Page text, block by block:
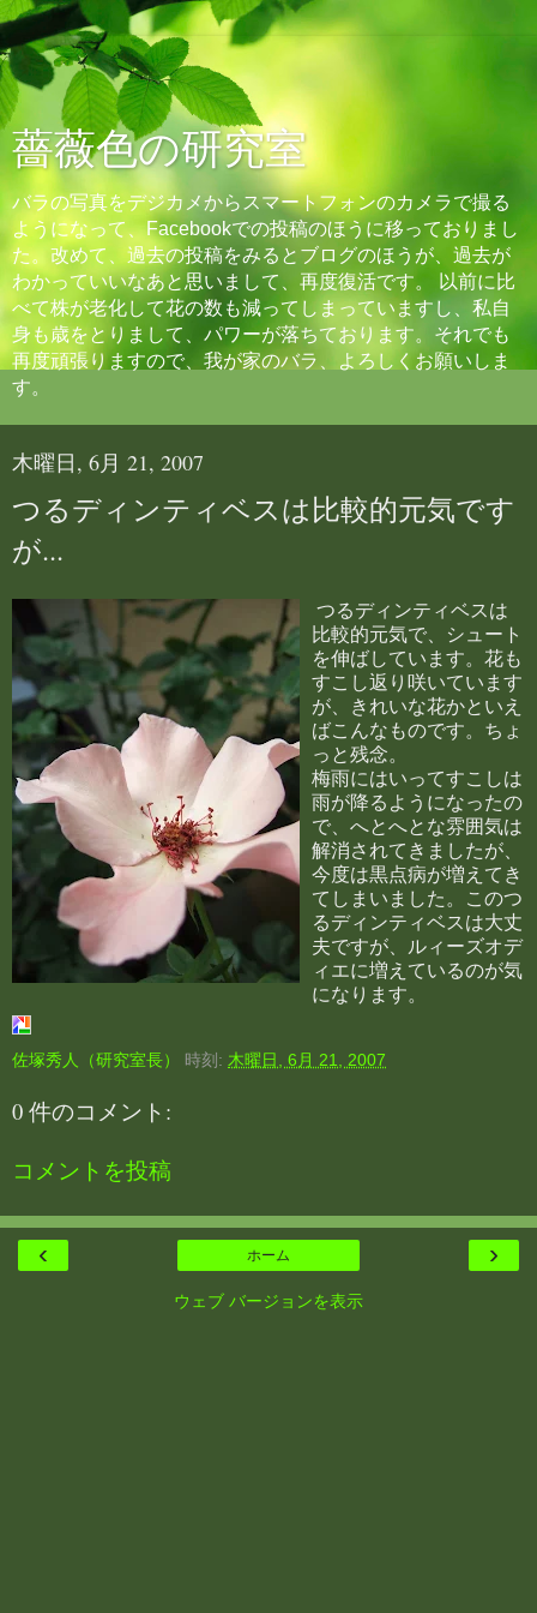
薔薇色の研究室
バラの写真をデジカメからスマートフォンのカメラで撮る
ようになって、Facebookでの投稿のほうに移っておりまし
た。改めて、過去の投稿をみるとブログのほうが、過去が
わかっていいなあと思いまして、再度復活です。 以前に比
べて株が老化して花の数も減ってしまっていますし、私自
身も歳をとりまして、パワーが落ちております。それでも
再度頑張りますので、我が家のバラ、よろしくお願いしま
す。
木曜日, 6月 21, 2007
つるディンティベスは比較的元気です
が...
つるディンティベスは
比較的元気で、シュート
を伸ばしています。花も
すこし返り咲いています
が、きれいな花かといえ
ばこんなものです。ちょ
っと残念。
梅雨にはいってすこしは
雨が降るようになったの
で、へとへとな雰囲気は
解消されてきましたが、
今度は黒点病が増えてき
てしまいました。このつ
るディンティベスは大丈
夫ですが、ルィーズオデ
ィエに増えているのが気
になります。
佐塚秀人（研究室長） 時刻: 木曜日, 6月 21, 2007
0 件のコメント:
コメントを投稿
‹ ›
ホーム
ウェブ バージョンを表示